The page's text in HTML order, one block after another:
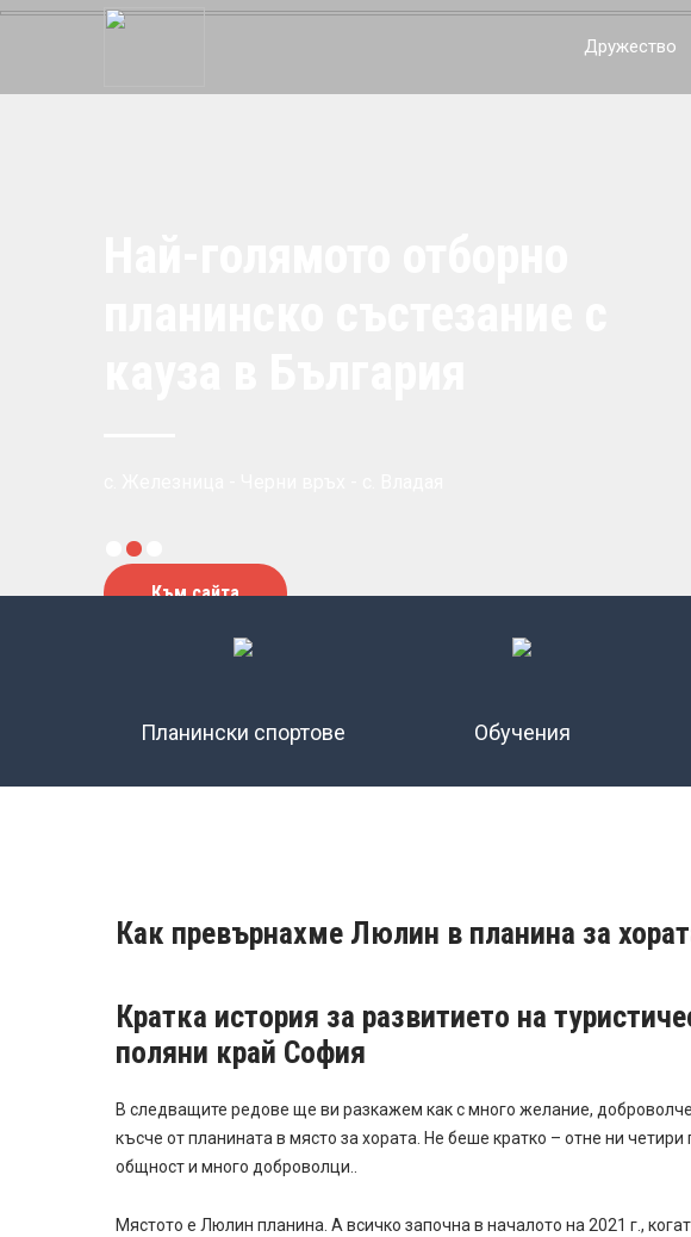
Дружество
Към сайта
Планински спортове Обучения
Как превърнахме Люлин в планина за
Кратка история за развитието на
поляни край София
В следващите редове ще ви разкажем как с много желание,
късче от планината в място за хората. Не беше кратко – отне ни
общност и много доброволци..
Мястото е Люлин планина. А всичко започна в началото на 2021 г.,